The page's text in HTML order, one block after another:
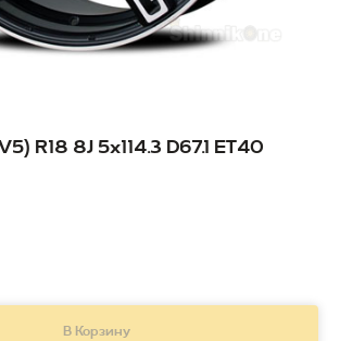
R18 8J 5x114.3 D67.1 ET40
В Корзину